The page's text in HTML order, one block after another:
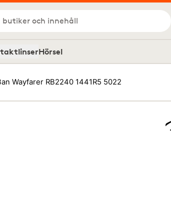
butiker och innehåll
Hörsel
Wayfarer RB2240 1441R5 5022